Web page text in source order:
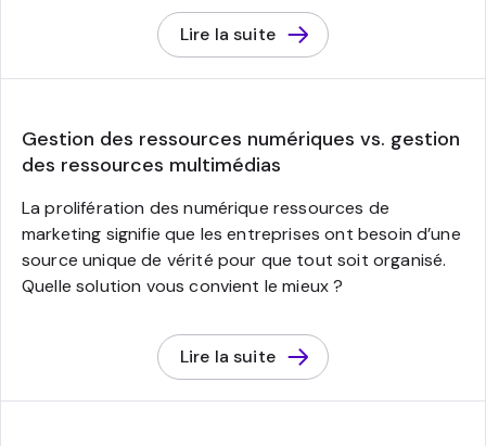
Lire la suite
Gestion des ressources numériques vs. gestion
des ressources multimédias
La prolifération des numérique ressources de
marketing signifie que les entreprises ont besoin d’une
source unique de vérité pour que tout soit organisé.
Quelle solution vous convient le mieux ?
Lire la suite